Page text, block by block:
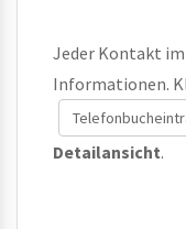
Jeder Kontakt
Informationen.
Detailansicht.